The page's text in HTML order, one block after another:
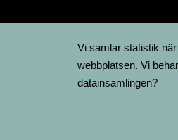
Vi samlar statistik
webbplatsen. Vi
datainsamlingen?